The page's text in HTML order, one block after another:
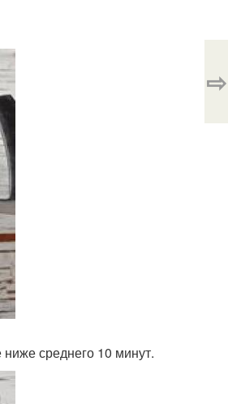
среднего 10 минут.
⇨